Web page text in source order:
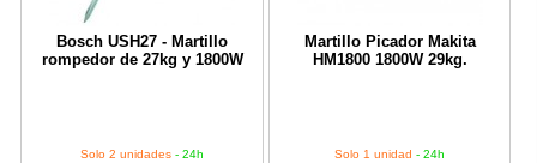
Bosch USH27 - Martillo
rompedor de 27kg y 1800W
Solo 2 unidades - 24h
Martillo Picador Makita
HM1800 1800W 29kg.
Solo 1 unidad - 24h